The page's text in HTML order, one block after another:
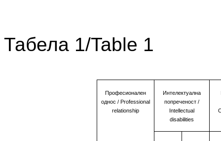
Табела 1/Table 1
Професионален
однос / Professional
relationship
Интелектуална
попреченост /
Intellectual
disabilities